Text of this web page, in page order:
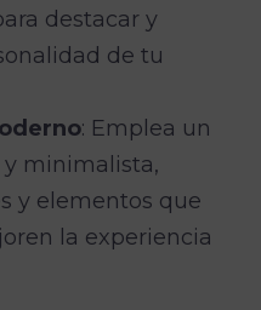
destacar y
de tu
: Emplea un
minimalista,
y elementos que
la experiencia